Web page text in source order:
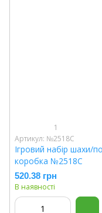
1
Артикул: №2518C
Ігровий набір шахи/
коробка №2518C
520.38 грн
В наявності